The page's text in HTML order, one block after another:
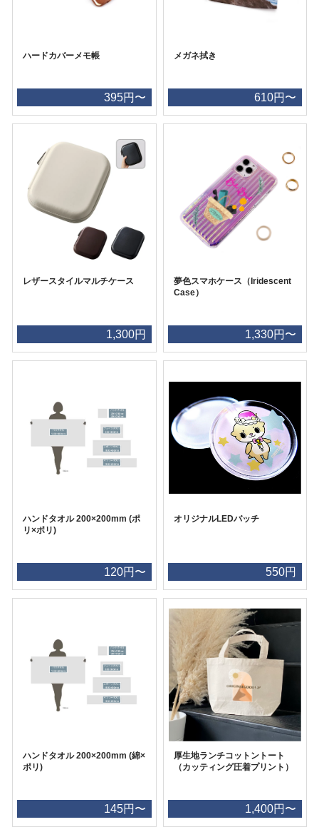
ハードカバーメモ帳
395円〜
メガネ拭き
610円〜
レザースタイルマルチケース
1,300円
夢色スマホケース（Iridescent
Case）
1,330円〜
ハンドタオル 200×200mm (ポ
リ×ポリ)
120円〜
オリジナルLEDバッチ
550円
ハンドタオル 200×200mm (綿×
ポリ)
145円〜
厚生地ランチコットントート
（カッティング圧着プリント）
1,400円〜